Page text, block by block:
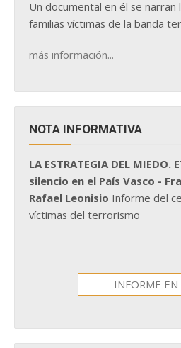
Un documental en él se
familias víctimas de la banda
más información...
NOTA INFORMATIVA
LA ESTRATEGIA DEL
silencio en el País Vasco -
Rafael Leonisio Informe del
víctimas del terrorismo
INFORME EN